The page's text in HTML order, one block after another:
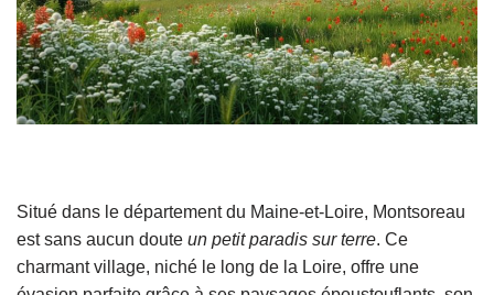
Situé dans le département du Maine-et-Loire, Montsoreau
est sans aucun doute un petit paradis sur terre. Ce
charmant village, niché le long de la Loire, offre une